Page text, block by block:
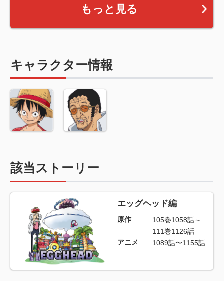
もっと見る
キャラクター情報
該当ストーリー
エッグヘッド編
原作
105巻1058話～
111巻1126話
アニメ
1089話〜1155話